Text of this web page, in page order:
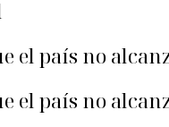
el país no
el país no